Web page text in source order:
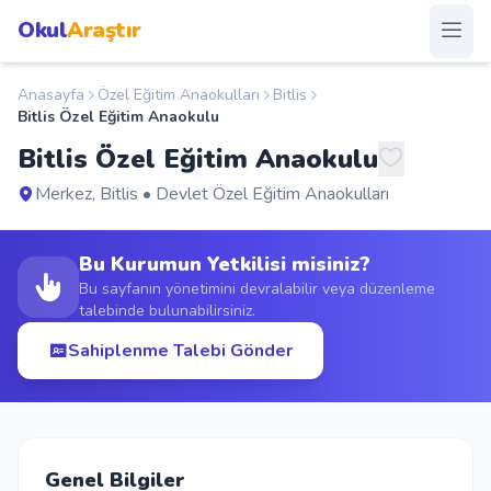
OkulAraştır
Anasayfa
Okullar
Şehirler
Kampanyalar
Duyurular
Blog
Anasayfa Özel Eğitim Anaokulları
Bitlis
Bitlis Özel Eğitim Anaokulu
Bitlis Özel Eğitim Anaokulu
Merkez, Bitlis • Devlet Özel Eğitim Anaokulları
Bu Kurumun Yetkilisi misiniz?
Bu sayfanın yönetimini devralabilir veya düzenleme
talebinde bulunabilirsiniz.
Sahiplenme Talebi Gönder
Genel Bilgiler